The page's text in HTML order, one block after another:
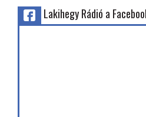
Lakihegy Rádió a